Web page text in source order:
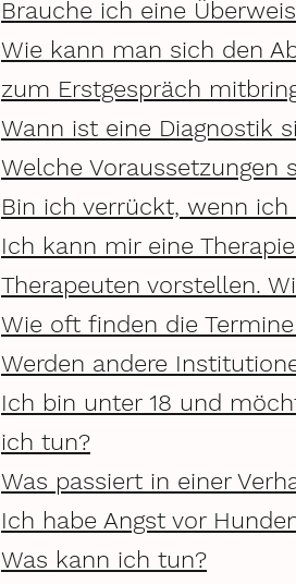
Brauche ich eine
Wie kann man sich den
zum Erstgespräch
Wann ist eine Diagnostik
Welche Voraussetzungen
Bin ich verrückt, wenn
Ich kann mir eine
Therapeuten vorstellen.
Wie oft finden die
Werden andere
Ich bin unter 18 und
ich tun?
Was passiert in einer
Ich habe Angst vor
Was kann ich tun?